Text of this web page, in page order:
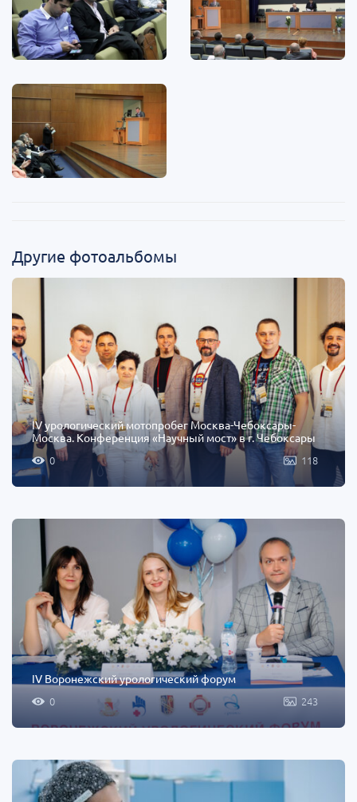
Другие фотоальбомы
IV урологический мотопробег Москва-Чебоксары-
Москва. Конференция «Научный мост» в г. Чебоксары
0 118
IV Воронежский урологический форум
0 243